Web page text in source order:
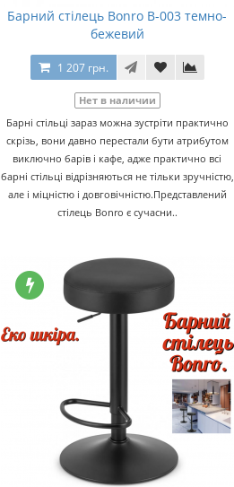
Барний стілець Bonro B-003 темно-
бежевий
1 207 грн.
Нет в наличии
Барні стільці зараз можна зустріти практично
скрізь, вони давно перестали бути атрибутом
виключно барів і кафе, адже практично всі
барні стільці відрізняються не тільки зручністю,
але і міцністю і довговічністю.Представлений
стілець Bonro є сучасни..